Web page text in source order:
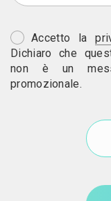
Accetto la
Dichiaro che
non è un
promozionale.